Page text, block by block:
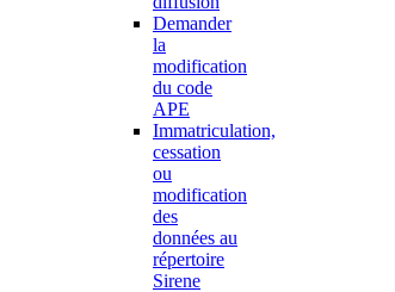
Demander
la
modification
du code
APE
Immatriculation,
cessation
ou
modification
des
données au
répertoire
Sirene